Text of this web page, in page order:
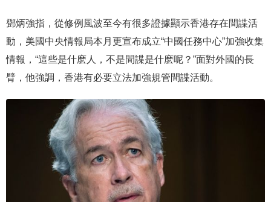
鄧炳強指，從修例風波至今有很多證據顯示香港存在間諜活
動，美國中央情報局本月更宣布成立“中國任務中心”加強收集
情報，“這些是什麽人，不是間諜是什麽呢？”面對外國的長
臂，他強調，香港有必要立法加強規管間諜活動。